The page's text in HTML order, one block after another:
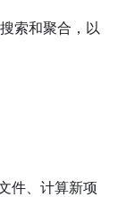
索和聚合，以
件、计算新项